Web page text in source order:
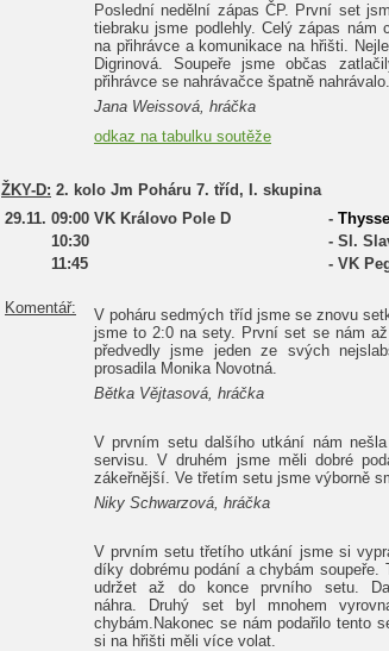
Poslední nedělní zápas ČP. První set
tiebraku jsme podlehly. Celý zápas nám
na přihrávce a komunikace na hřišti.
Digrinová. Soupeře jsme občas
přihrávce se nahrávačce špatně nahrávalo.
Jana Weissová, hráčka
odkaz na tabulku soutěže
ŽKY-D: 2. kolo Jm Poháru 7. tříd, I. skupina
29.11. 09:00 VK Královo Pole D -
10:30
- Sl.
11:45
- VK
Komentář:
V poháru sedmých tříd jsme se znovu
jsme to 2:0 na sety. První set se nám
předvedly jsme jeden ze svých
prosadila Monika Novotná.
Bětka Vějtasová, hráčka
V prvním setu dalšího utkání nám nešla
servisu. V druhém jsme měli dobré
zákeřnější. Ve třetím setu jsme výborně
Niky Schwarzová, hráčka
V prvním setu třetího utkání jsme si
díky dobrému podání a chybám soupeře.
udržet až do konce prvního setu.
náhra.
Druhý set byl mnohem
chybám.Nakonec se nám podařilo tento
si na hřišti měli více volat.